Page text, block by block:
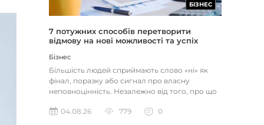
БІЗНЕС
7 потужних способів перетворити
відмову на нові можливості та успіх
Бізнес
Більшість людей сприймають слово «ні» як
фінал, поразку або сигнал про власну
неповноцінність. Незалежно від того, про що
04.08.26
779 0